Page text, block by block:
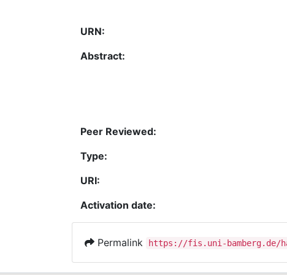
URN:
Abstract:
Peer Reviewed:
Type:
URI:
Activation date:
Permalink https://fis.uni-bamberg.de/